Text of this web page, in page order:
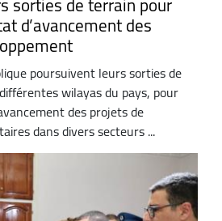
d’avancement des
poursuivent leurs sorties de
wilayas du pays, pour
des projets de
dans divers secteurs ...